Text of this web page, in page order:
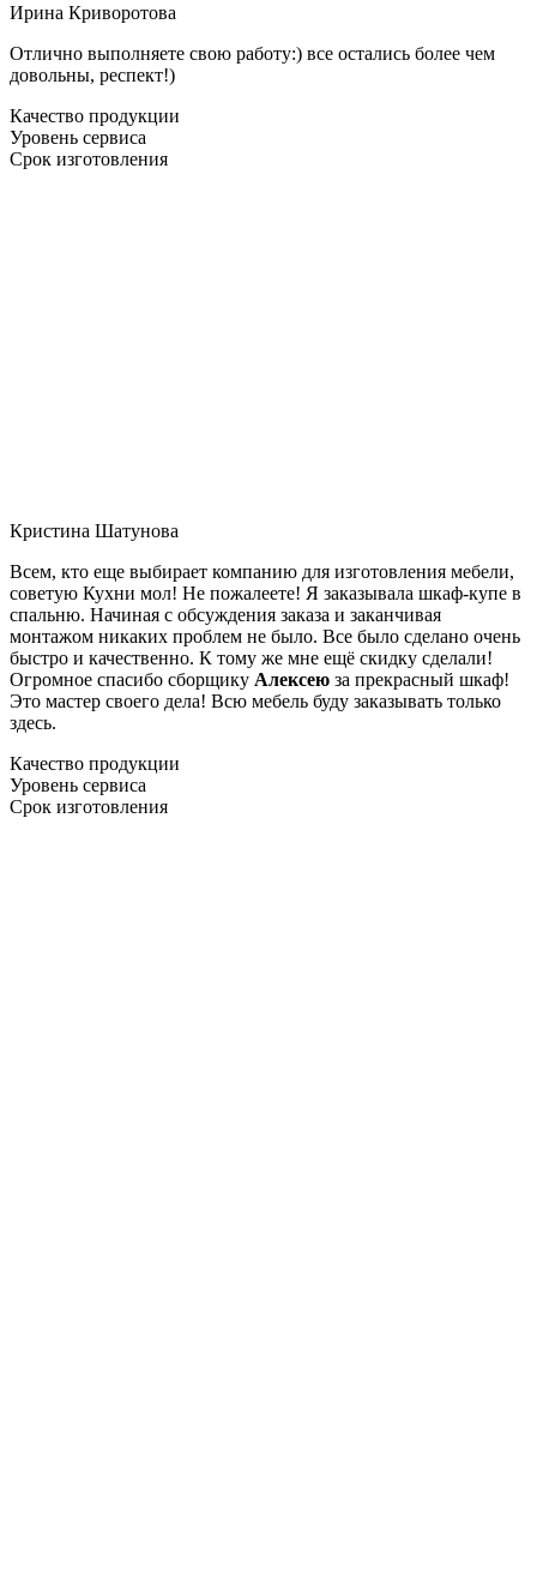
Ирина Криворотова
Отлично выполняете свою работу:) все остались более чем
довольны, респект!)
Качество продукции
Уровень сервиса
Срок изготовления
Кристина Шатунова
Всем, кто еще выбирает компанию для изготовления мебели,
советую Кухни мол! Не пожалеете! Я заказывала шкаф-купе в
спальню. Начиная с обсуждения заказа и заканчивая
монтажом никаких проблем не было. Все было сделано очень
быстро и качественно. К тому же мне ещё скидку сделали!
Огромное спасибо сборщику Алексею за прекрасный шкаф!
Это мастер своего дела! Всю мебель буду заказывать только
здесь.
Качество продукции
Уровень сервиса
Срок изготовления